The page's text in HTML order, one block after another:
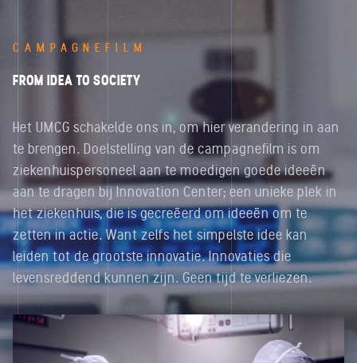
CAMPAGNEFILM
FROM IDEA TO SOCIETY
Het UMCG schakelde ons in, om hier verandering in aan
te brengen. Doelstelling van de campagnefilm is om
ziekenhuispersoneel aan te moedigen goede ideeën
aan te dragen bij Innovation Center; een unieke plek in
het ziekenhuis, die is gecreëerd om ideeën om te
zetten in actie. Want zelfs het simpelste idee kan
leiden tot de grootste innovatie. Innovaties die
levensreddend kunnen zijn. Geen tijd te verliezen.